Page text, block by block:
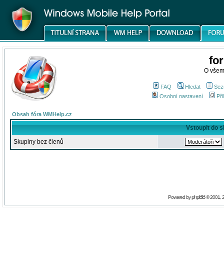
O
FAQ Hledat
Osobní nastavení
Obsah fóra WMHelp.cz
Vstoupit do
Skupiny bez členů
Powered byphpBB© 2001,